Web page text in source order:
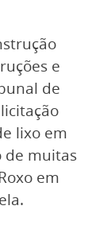
e
de
lixo em
de muitas
em